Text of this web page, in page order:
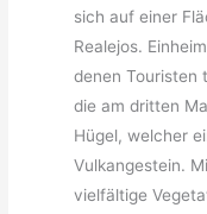
sich auf einer
Realejos.
denen Touristen
die am dritten
Hügel, welcher
Vulkangestein.
vielfältige